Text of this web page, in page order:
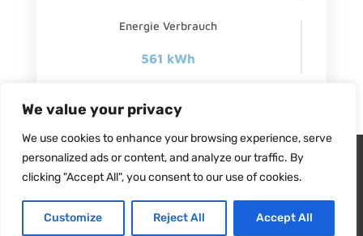
We value your privacy
We use cookies to enhance your browsing experience, serve
personalized ads or content, and analyze our traffic. By
clicking "Accept All", you consent to our use of cookies.
Customize Reject All Accept All
Energie Verbrauch
561 kWh
Türscharnier
Left
Wir verwenden Cookies, um sicherzustellen, dass wir Ihnen
das beste Erlebnis auf unserer Website bieten. Wenn Sie diese
Website weiterhin nutzen, gehen wir davon aus, dass Sie damit
zufrieden sind.
Ja